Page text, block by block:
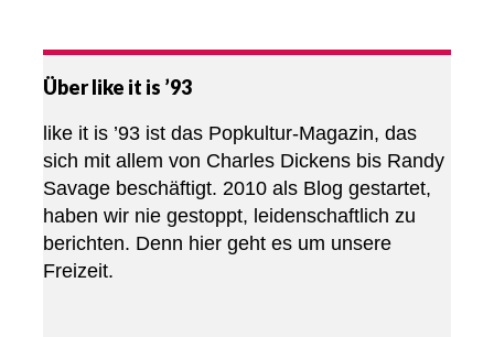
Über like it is ’93
like it is ’93 ist das Popkultur-Magazin, das
sich mit allem von Charles Dickens bis Randy
Savage beschäftigt. 2010 als Blog gestartet,
haben wir nie gestoppt, leidenschaftlich zu
berichten. Denn hier geht es um unsere
Freizeit.